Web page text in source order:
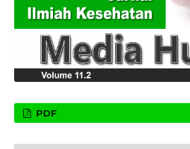
PDF